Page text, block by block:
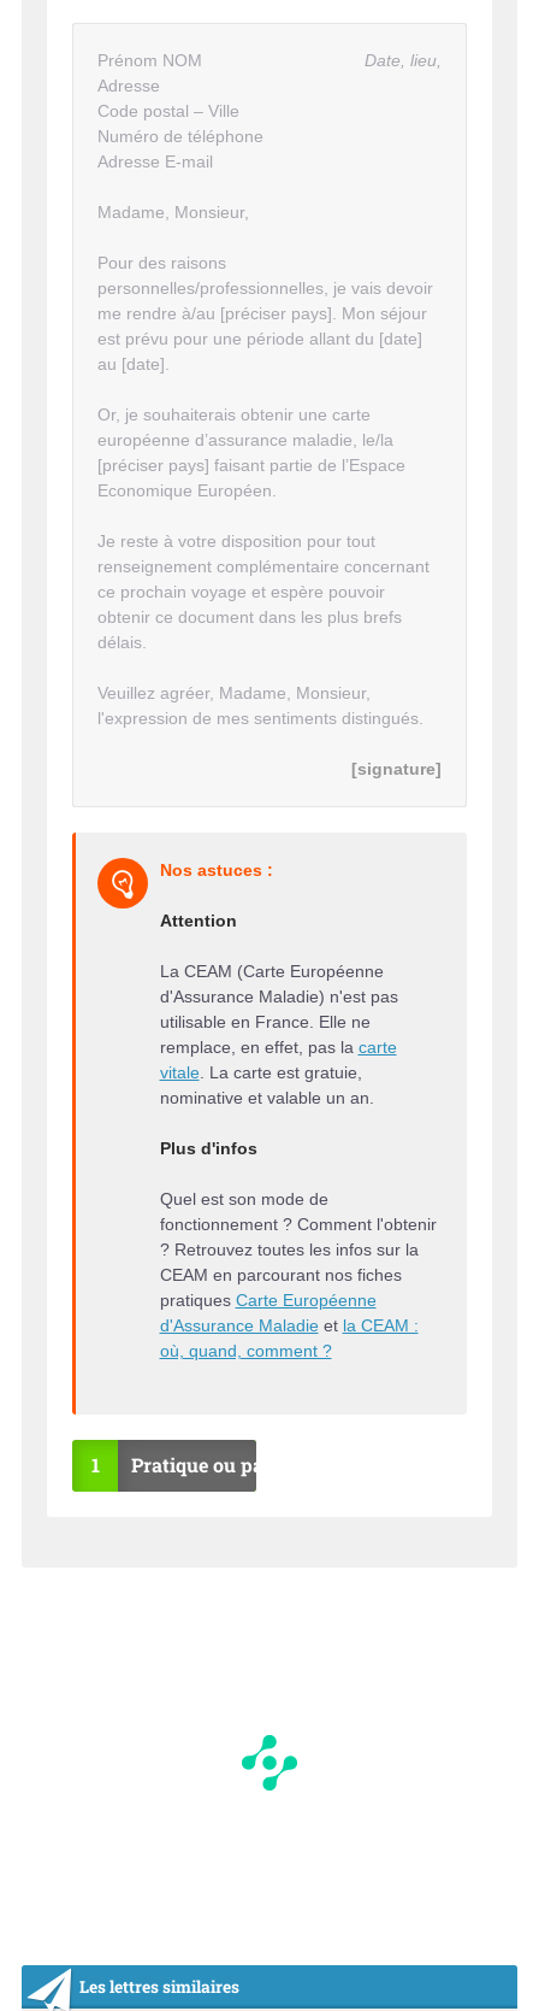
Date, lieu,
Prénom NOM
Adresse
Code postal – Ville
Numéro de téléphone
Adresse E-mail
Madame, Monsieur,
Pour des raisons
personnelles/professionnelles, je vais devoir
me rendre à/au [préciser pays]. Mon séjour
est prévu pour une période allant du [date]
au [date].
Or, je souhaiterais obtenir une carte
européenne d’assurance maladie, le/la
[préciser pays] faisant partie de l’Espace
Economique Européen.
Je reste à votre disposition pour tout
renseignement complémentaire concernant
ce prochain voyage et espère pouvoir
obtenir ce document dans les plus brefs
délais.
Veuillez agréer, Madame, Monsieur,
l'expression de mes sentiments distingués.
[signature]
Nos astuces :
Attention
La CEAM (Carte Européenne
d'Assurance Maladie) n'est pas
utilisable en France. Elle ne
remplace, en effet, pas la carte
vitale. La carte est gratuie,
nominative et valable un an.
Plus d'infos
Quel est son mode de
fonctionnement ? Comment l'obtenir
? Retrouvez toutes les infos sur la
CEAM en parcourant nos fiches
pratiques Carte Européenne
d'Assurance Maladieet la CEAM :
où, quand, comment ?
1 Pratique ou pas ?
Les lettres similaires